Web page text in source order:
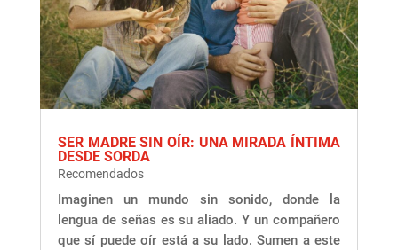
SER MADRE SIN OÍR: UNA MIRADA ÍNTIMA
DESDE SORDA
Recomendados
Imaginen un mundo sin sonido, donde la
lengua de señas es su aliado. Y un compañero
que sí puede oír está a su lado. Sumen a este